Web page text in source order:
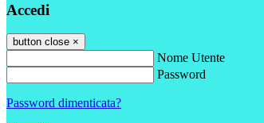
Accedi
button close ×
Nome Utente
Password
Password dimenticata?